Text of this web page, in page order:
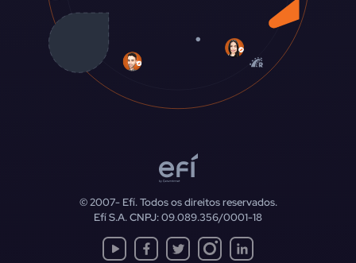
© 2007-Efí. Todos os direitos reservados.
Efí S.A. CNPJ: 09.089.356/0001-18